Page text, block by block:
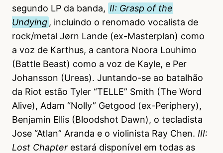
segundo LP da banda, II: Grasp of the
Undying , incluindo o renomado vocalista de
rock/metal Jørn Lande (ex-Masterplan) como
a voz de Karthus, a cantora Noora Louhimo
(Battle Beast) como a voz de Kayle, e Per
Johansson (Ureas). Juntando-se ao batalhão
da Riot estão Tyler “TELLE” Smith (The Word
Alive), Adam “Nolly” Getgood (ex-Periphery),
Benjamin Ellis (Bloodshot Dawn), o tecladista
Jose “Atlan” Aranda e o violinista Ray Chen. III:
Lost Chapter estará disponível em todas as